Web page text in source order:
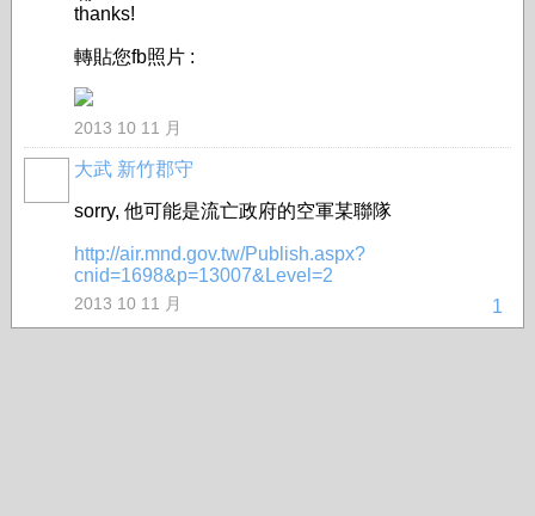
thanks!
轉貼您fb照片 :
2013 10 11 月
大武 新竹郡守
sorry, 他可能是流亡政府的空軍某聯隊
http://air.mnd.gov.tw/Publish.aspx?
cnid=1698&p=13007&Level=2
1
2013 10 11 月